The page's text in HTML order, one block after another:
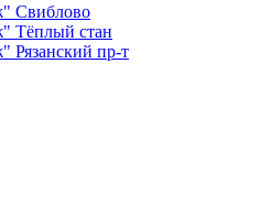
Свиблово
Тёплый стан
Рязанский пр-т